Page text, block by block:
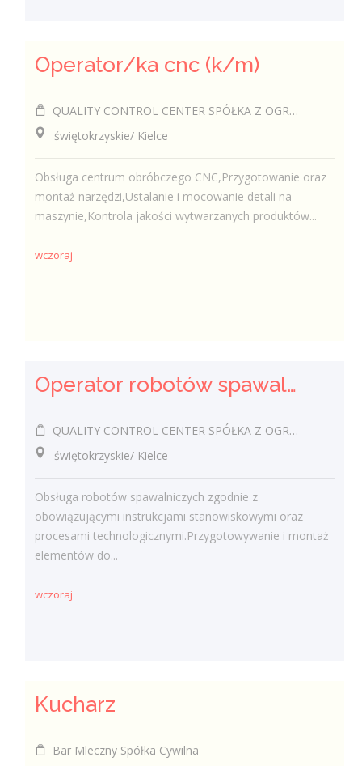
Operator/ka cnc (k/m)
QUALITY CONTROL CENTER SPÓŁKA Z OGRANICZONĄ ODPOWIEDZIALNOŚCIĄ
świętokrzyskie/ Kielce
Obsługa centrum obróbczego CNC,Przygotowanie oraz
montaż narzędzi,Ustalanie i mocowanie detali na
maszynie,Kontrola jakości wytwarzanych produktów...
wczoraj
Operator robotów spawalniczych (m/k)
QUALITY CONTROL CENTER SPÓŁKA Z OGRANICZONĄ ODPOWIEDZIALNOŚCIĄ
świętokrzyskie/ Kielce
Obsługa robotów spawalniczych zgodnie z
obowiązującymi instrukcjami stanowiskowymi oraz
procesami technologicznymi.Przygotowywanie i montaż
elementów do...
wczoraj
Kucharz
Bar Mleczny Spółka Cywilna